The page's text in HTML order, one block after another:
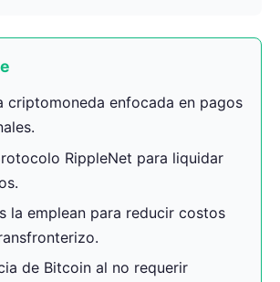
criptomoneda enfocada en pagos
RippleNet para liquidar
la emplean para reducir costos
de Bitcoin al no requerir